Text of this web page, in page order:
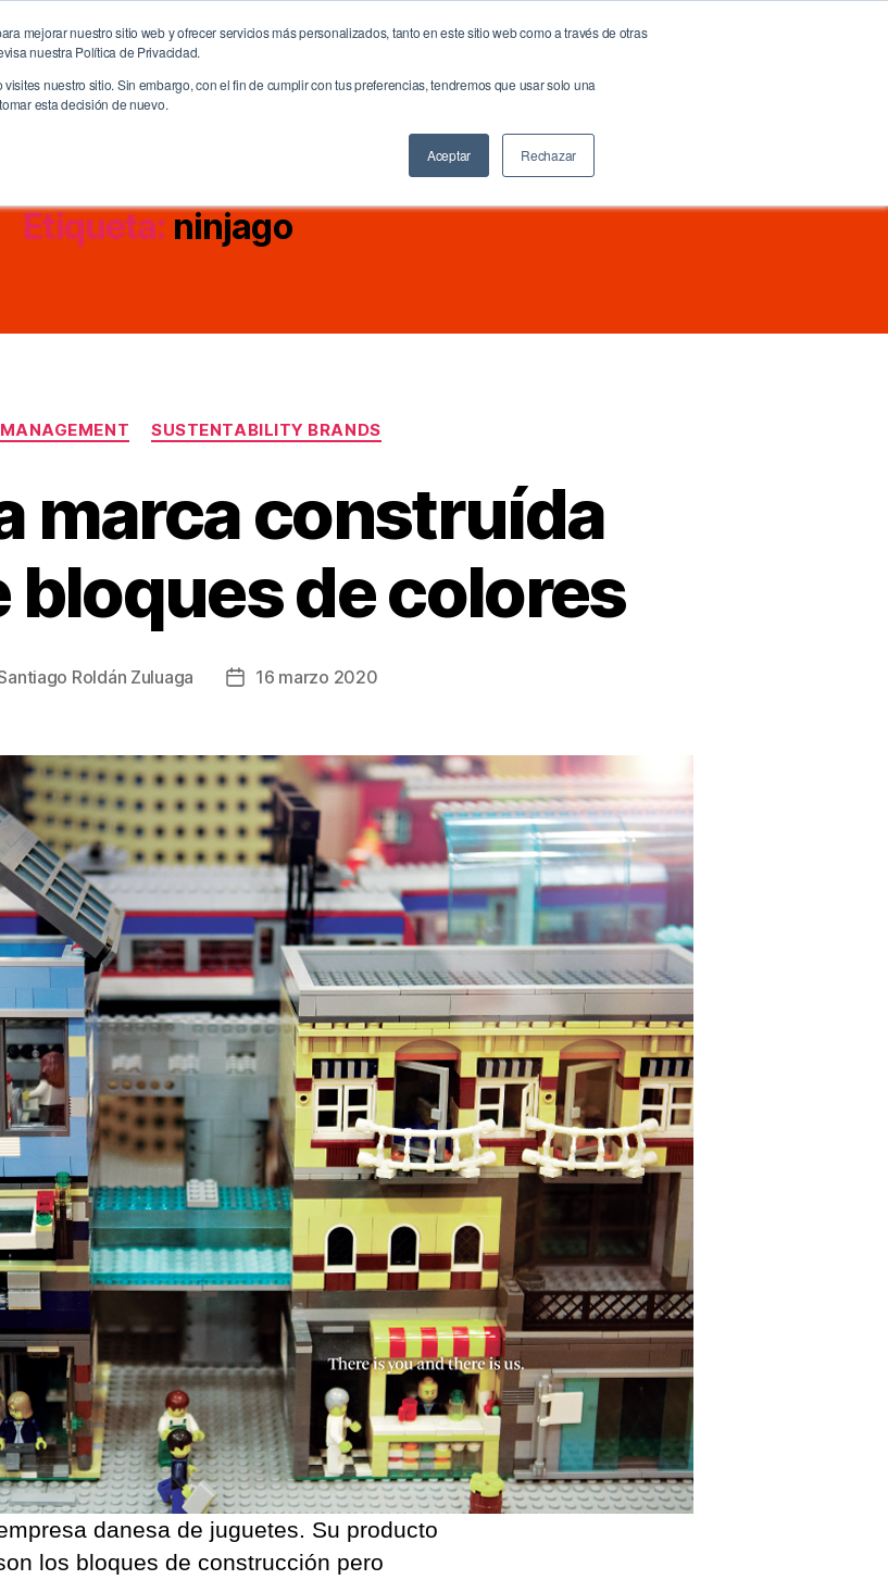
mejorar nuestro sitio web y ofrecer servicios más personalizados, tanto en este sitio web como a través de otras
nuestra Política de Privacidad.
nuestro sitio. Sin embargo, con el fin de cumplir con tus preferencias, tendremos que usar solo una
esta decisión de nuevo.
Aceptar Rechazar
Servicios CreativitiX FutureNOW! NeuroBrand
Docs & Links
Blog
Etiqueta: ninjago
Categorías
SUSTENTABILITY BRANDS
marca construída
bloques de colores
Roldán Zuluaga
Fecha
entrada
16 marzo 2020
danesa de juguetes. Su producto
los bloques de construcción pero